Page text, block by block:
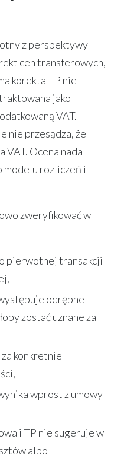
z perspektywy
cen transferowych,
korekta TP nie
jako
VAT.
nie przesądza, że
VAT. Ocena nadal
modelu rozliczeń i
zweryfikować w
pierwotnej transakcji
odrębne
zostać uznane za
konkretnie
wprost z umowy
i TP nie sugeruje w
albo